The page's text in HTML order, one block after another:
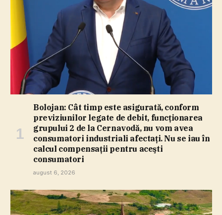
Bolojan: Cât timp este asigurată, conform
previziunilor legate de debit, funcţionarea
grupului 2 de la Cernavodă, nu vom avea
consumatori industriali afectaţi. Nu se iau în
calcul compensaţii pentru aceşti
consumatori
august 6, 2026